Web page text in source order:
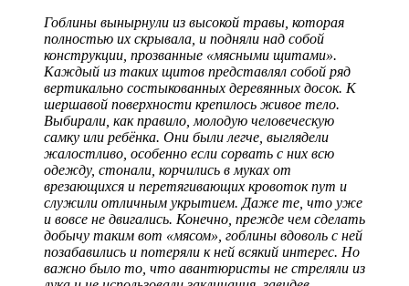
Гоблины вынырнули из высокой травы, которая
полностью их скрывала, и подняли над собой
конструкции, прозванные «мясными щитами».
Каждый из таких щитов представлял собой ряд
вертикально состыкованных деревянных досок. К
шершавой поверхности крепилось живое тело.
Выбирали, как правило, молодую человеческую
самку или ребёнка. Они были легче, выглядели
жалостливо, особенно если сорвать с них всю
одежду, стонали, корчились в муках от
врезающихся и перетягивающих кровоток пут и
служили отличным укрытием. Даже те, что уже
и вовсе не двигались. Конечно, прежде чем сделать
добычу таким вот «мясом», гоблины вдоволь с ней
позабавились и потеряли к ней всякий интерес. Но
важно было то, что авантюристы не стреляли из